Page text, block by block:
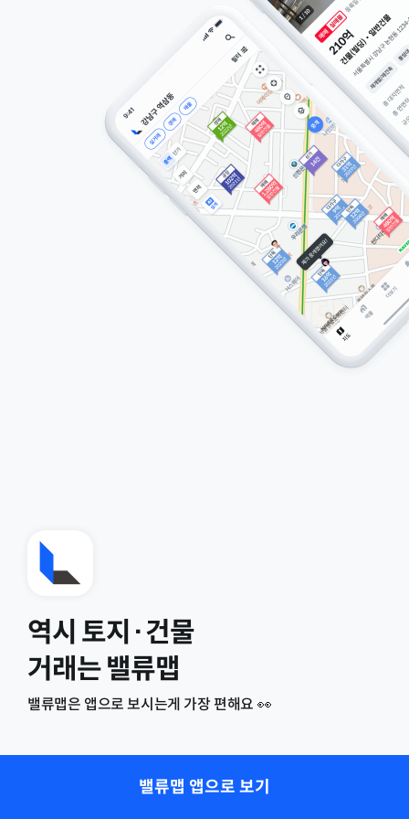
역시 토지·건물
거래는 밸류맵
밸류맵은 앱으로 보시는게 가장 편해요 👀
밸류맵 앱으로 보기